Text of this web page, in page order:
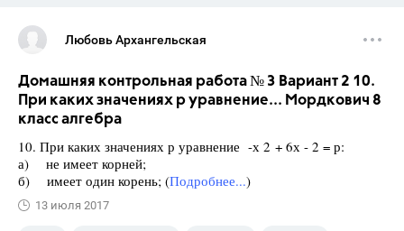
Любовь Архангельская
Домашняя контрольная работа № 3 Вариант 2 10.
При каких значениях р уравнение... Мордкович 8
класс алгебра
10. При каких значениях р уравнение -х 2 + 6х - 2 = р:
а) не имеет корней;
б) имеет один корень; (Подробнее...)
13 июля 2017